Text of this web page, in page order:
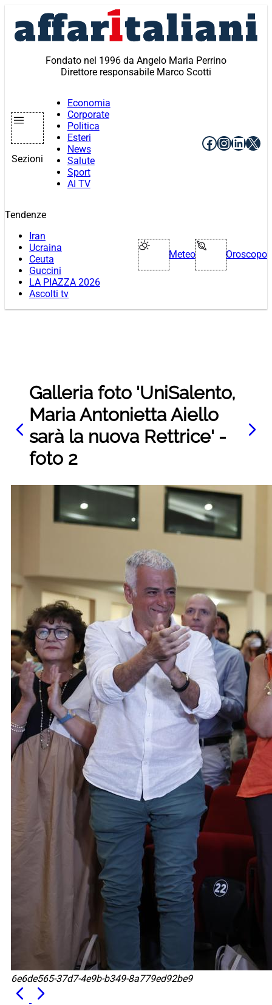
contenuto
Fondato nel 1996 da Angelo Maria Perrino
Direttore responsabile Marco Scotti
Sezioni
Economia
Corporate
Politica
Esteri
News
Salute
Sport
AI TV
Facebook
X
Tendenze
Iran
Ucraina
Ceuta
Guccini
LA PIAZZA 2026
Ascolti tv
Meteo Oroscopo
Galleria foto 'UniSalento,
Maria Antonietta Aiello
sarà la nuova Rettrice' -
foto 2
6e6de565-37d7-4e9b-b349-8a779ed92be9